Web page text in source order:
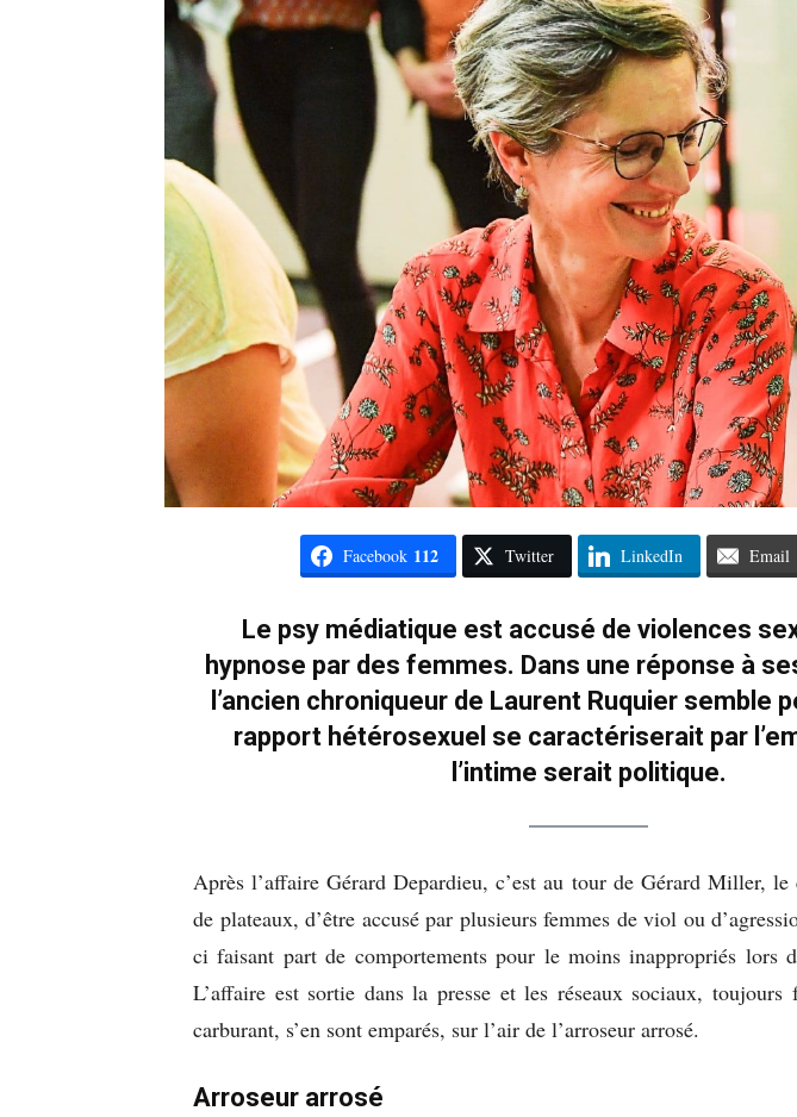
Facebook 112 Twitter LinkedIn Email
Le psy médiatique est accusé de violences
hypnose par des femmes. Dans une réponse à
l’ancien chroniqueur de Laurent Ruquier semble
rapport hétérosexuel se caractériserait par
l’intime serait politique.
Après l’affaire Gérard Depardieu, c’est au tour de Gérard Miller, le
de plateaux, d’être accusé par plusieurs femmes de viol ou
ci faisant part de comportements pour le moins inappropriés lors
L’affaire est sortie dans la presse et les réseaux sociaux,
carburant, s’en sont emparés, sur l’air de l’arroseur arrosé.
Arroseur arrosé